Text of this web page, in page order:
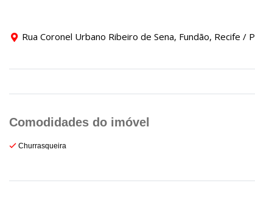
Rua Coronel Urbano Ribeiro de Sena, Fundão, Recife /
Churrasqueira